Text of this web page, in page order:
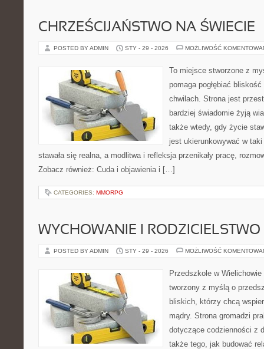
CHRZEŚCIJAŃSTWO NA ŚWIECIE
POSTED BY ADMIN STY - 29 - 2026 MOŻLIWOŚĆ
To miejsce stworzone z
pomaga pogłębiać
chwilach. Strona jest
bardziej świadomie żyją
także wtedy, gdy życie
jest ukierunkowywać w
stawała się realna, a modlitwa i refleksja przenikały pracę,
Zobacz również: Cuda i objawienia i […]
CATEGORIES: MMORPG
WYCHOWANIE I RODZICIELSTWO
POSTED BY ADMIN STY - 29 - 2026 MOŻLIWOŚĆ
Przedszkole w
tworzony z myślą o
bliskich, którzy chcą
mądry. Strona gromadzi
dotyczące codzienności z
także tego, jak budować